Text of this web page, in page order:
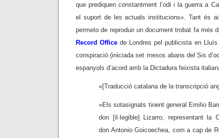
que prediquen constantment l’odi i la guerra a
el suport de les actuals institucions». Tant és
permeto de reproduir un document trobat fa més
Record Office de Londres pel publicista en
conspiració (iniciada set mesos abans del Sis
espanyols d’acord amb la Dictadura feixista
«[Traducció catalana de la transcripció
»Els sotasignats tinent general Emilio
don [il·legible] Lizarro, representant la
don Antonio Goicoechea, com a cap de